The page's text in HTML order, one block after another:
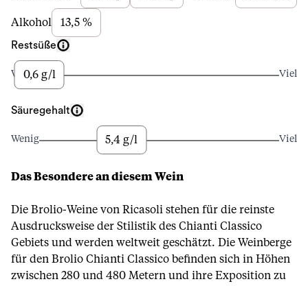
Alkohol 13,5 %
Restsüße
Wenig
0,6 g/l Viel
Säuregehalt
Wenig 5,4 g/l Viel
Das Besondere an diesem Wein
Die Brolio-Weine von Ricasoli stehen für die reinste
Ausdrucksweise der Stilistik des Chianti Classico
Gebiets und werden weltweit geschätzt. Die Weinberge
für den Brolio Chianti Classico befinden sich in Höhen
zwischen 280 und 480 Metern und ihre Exposition zu